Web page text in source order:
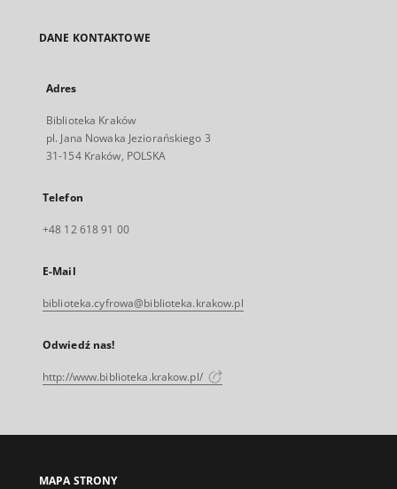
DANE KONTAKTOWE
Adres
Biblioteka Kraków
pl. Jana Nowaka Jeziorańskiego 3
31-154 Kraków, POLSKA
Telefon
+48 12 618 91 00
E-Mail
biblioteka.cyfrowa@biblioteka.krakow.pl
Odwiedź nas!
http://www.biblioteka.krakow.pl/
MAPA STRONY